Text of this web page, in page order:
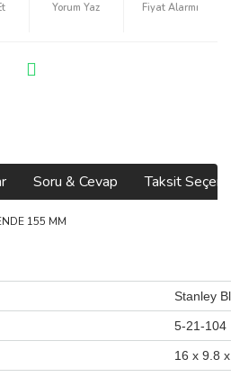
Yorum Yaz Fiyat Alarmı
Soru & Cevap Taksit
155 MM
‎Stanley
‎5-21-104
‎16 x 9.8